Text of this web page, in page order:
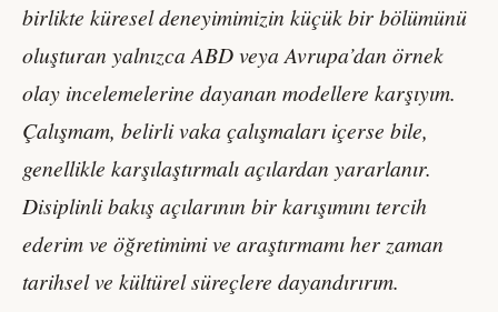
birlikte küresel deneyimimizin küçük bir bölümünü
oluşturan yalnızca ABD veya Avrupa’dan örnek
olay incelemelerine dayanan modellere karşıyım.
Çalışmam, belirli vaka çalışmaları içerse bile,
genellikle karşılaştırmalı açılardan yararlanır.
Disiplinli bakış açılarının bir karışımını tercih
ederim ve öğretimimi ve araştırmamı her zaman
tarihsel ve kültürel süreçlere dayandırırım.